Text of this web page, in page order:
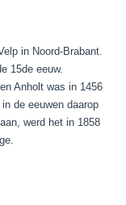
in Noord-Brabant.
15de eeuw.
Anholt was in 1456
de eeuwen daarop
werd het in 1858